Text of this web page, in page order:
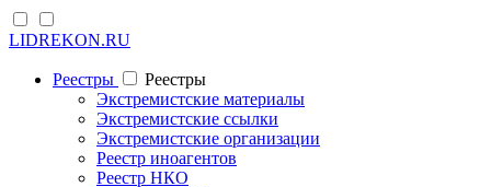
LIDREKON.RU
Реестры
Реестры
Экстремистские материалы
Экстремистские ссылки
Экстремистские организации
Реестр иноагентов
Реестр НКО